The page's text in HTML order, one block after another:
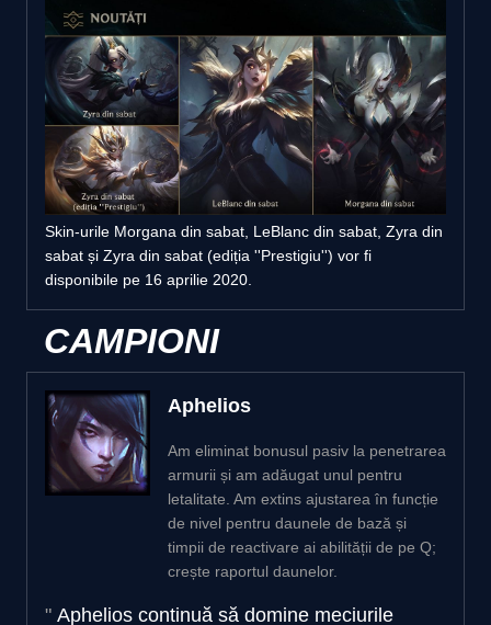
Skin-urile Morgana din sabat, LeBlanc din sabat, Zyra din
sabat și Zyra din sabat (ediția ''Prestigiu'') vor fi
disponibile pe 16 aprilie 2020.
CAMPIONI
Aphelios
Am eliminat bonusul pasiv la penetrarea
armurii și am adăugat unul pentru
letalitate. Am extins ajustarea în funcție
de nivel pentru daunele de bază și
timpii de reactivare ai abilității de pe Q;
crește raportul daunelor.
Aphelios continuă să domine meciurile